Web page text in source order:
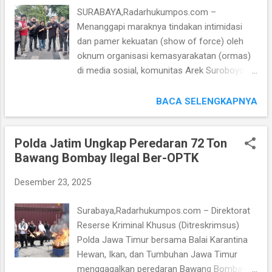
Kesadaran Hukum Masyarakat. “Penegakan
Hukum harus memberi manfaat nyata bagi
Masyarakat. Karena itu, selain Penindakan,
kami juga mengedepankan Pendekatan
Keadilan Restoratif, Edukasi Hukum, serta
Darwis Burhansyah S.H, M.H dalam
keterangan tertulisnya, pada hari Minggu
Tanjung Perak, Surabaya, Jawa Tim...
SURABAYA,Radarhukumpos.com –
Menanggapi maraknya tindakan intimidasi
dan pamer kekuatan (show of force) oleh
oknum organisasi kemasyarakatan (ormas)
di media sosial, komunitas Arek Suroboyo
pernyataan sikap tegas. ARSAS mengecam
segala bentuk kegaduhan yang berpotensi
merusak kondusivitas dan kerukunan warga
Kota Surabaya. Ketua Umum ARSAS, Herry
Bimantara, menegaskan bahwa jati diri Arek
benar, bukan berani karena seragam atau
intimidasi yang dilakukan oknum tertentu
telah melampaui batas dan meresahkan
masyarakat luas. "Surabaya ini kota yang
beradab dan menghargai hukum. Kami tidak
BACA SELENGKAPNYA
Polda Jatim Ungkap Peredaran 72 Ton
Bawang Bombay Ilegal Ber-OPTK
Desember 23, 2025
Surabaya,Radarhukumpos.com – Direktorat
Reserse Kriminal Khusus (Ditreskrimsus)
Polda Jawa Timur bersama Balai Karantina
Hewan, Ikan, dan Tumbuhan Jawa Timur
menggagalkan peredaran Bawang Bombay